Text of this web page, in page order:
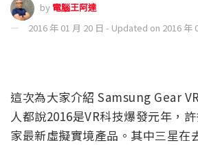
by 電腦王阿達
2016 年 01 月 20 日 - Updated on 2016 年
這次為大家介紹 Samsung Gear
人都說2016是VR科技爆發元年，
家最新虛擬實境產品。其中三星在